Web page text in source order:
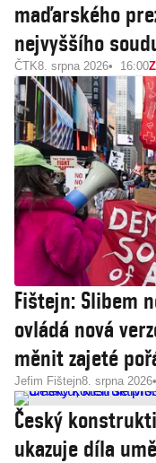
maďarského
nejvyššího
ČTK8. srpna 2026 16:00
Fištejn: Slibem
ovládá nová
měnit zajeté
Jefim Fištejn8. srpna 2026
Český
ukazuje díla